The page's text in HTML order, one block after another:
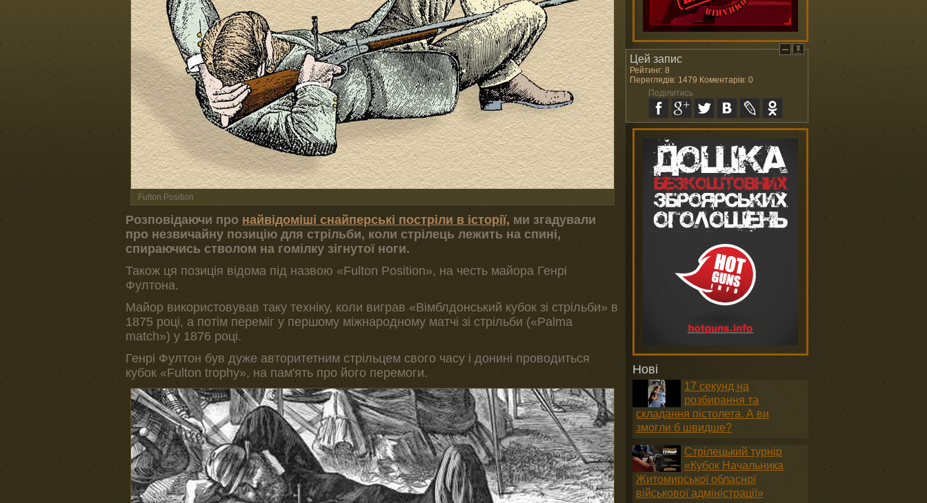
Fulton Position
Розповідаючи про найвідоміші снайперські постріли в історії, ми згадували
про незвичайну позицію для стрільби, коли стрілець лежить на спині,
спираючись стволом на гомілку зігнутої ноги.
Також ця позиція відома під назвою «Fulton Position», на честь майора Генрі
Фултона.
Майор використовував таку техніку, коли виграв «Вімблдонський кубок зі стрільби» в
1875 році, а потім переміг у першому міжнародному матчі зі стрільби («Palma
match») у 1876 році.
Генрі Фултон був дуже авторитетним стрільцем свого часу і донині проводиться
кубок «Fulton trophy», на пам'ять про його перемоги.
Нові
17 секунд на
розбирання та
складання пістолета. А ви
змогли б швидше?
Стрілецький турнір
«Кубок Начальника
Житомирської обласної
військової адміністрації»
Цей запис
Рейтинг: 8
Переглядів: 1479 Коментарів: 0
Поділитись